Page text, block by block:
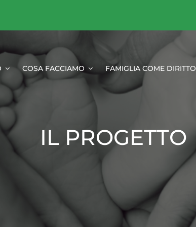
COSA FACCIAMO FAMIGLIA COME DIRITTO
IL PROGETTO